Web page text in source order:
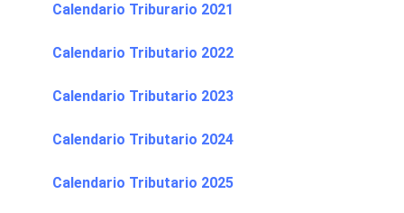
Calendario Triburario 2021
Calendario Tributario 2022
Calendario Tributario 2023
Calendario Tributario 2024
Calendario Tributario 2025